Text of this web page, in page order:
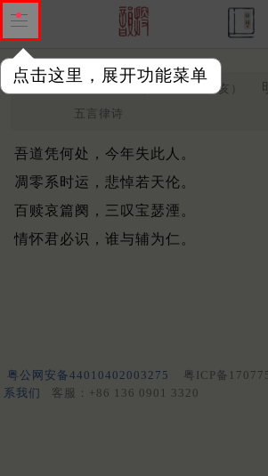
点击这里，展开功能菜单
挽柳持平季华 其二 （乙亥）
五言律诗
吾道凭何处，今年失此人。
凋零系时运，悲悼若天伦。
百赎哀篇阕，三叹宝瑟湮。
情怀君必识，谁与辅为仁。
粤公网安备44010402003275 粤ICP备
系我们
客服：+86 136 0901 3320